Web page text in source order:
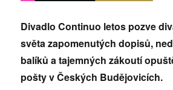
Divadlo Continuo letos pozve
světa zapomenutých dopisů,
balíků a tajemných zákoutí
pošty v Českých Budějovicích.